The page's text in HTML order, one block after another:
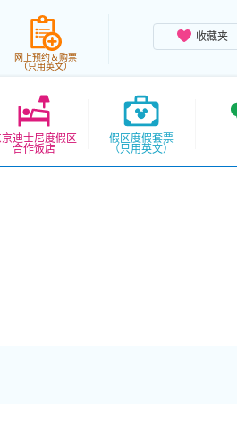
收藏夹
网上预约＆购票
（只用英文）
京迪士尼度假区
合作饭店
假区度假套票
（只用英文）